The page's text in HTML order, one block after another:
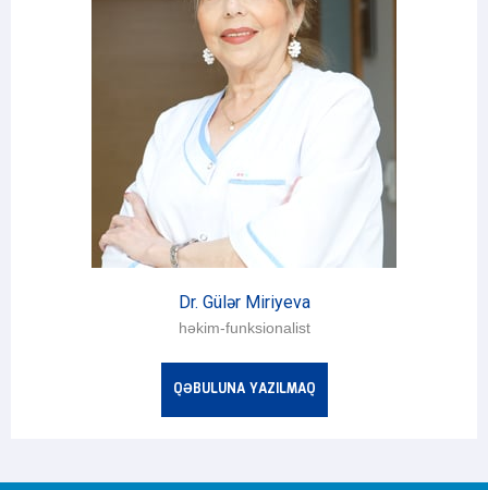
Dr. Gülər Miriyeva
həkim-funksionalist
QƏBULUNA YAZILMAQ